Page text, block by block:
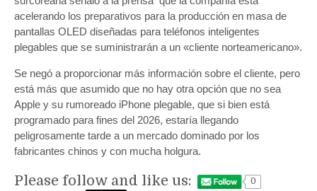
acelerando los preparativos para la producción en masa de
pantallas OLED diseñadas para teléfonos inteligentes
plegables que se suministrarán a un «cliente norteamericano».
Se negó a proporcionar más información sobre el cliente, pero
está más que asumido que no hay otra opción que no sea
Apple y su rumoreado iPhone plegable, que si bien está
programado para fines del 2026, estaría llegando
peligrosamente tarde a un mercado dominado por los
fabricantes chinos y con mucha holgura.
Please follow and like us:
0